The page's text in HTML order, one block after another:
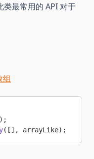
类最常用的 API 对于
组
([], arrayLike);